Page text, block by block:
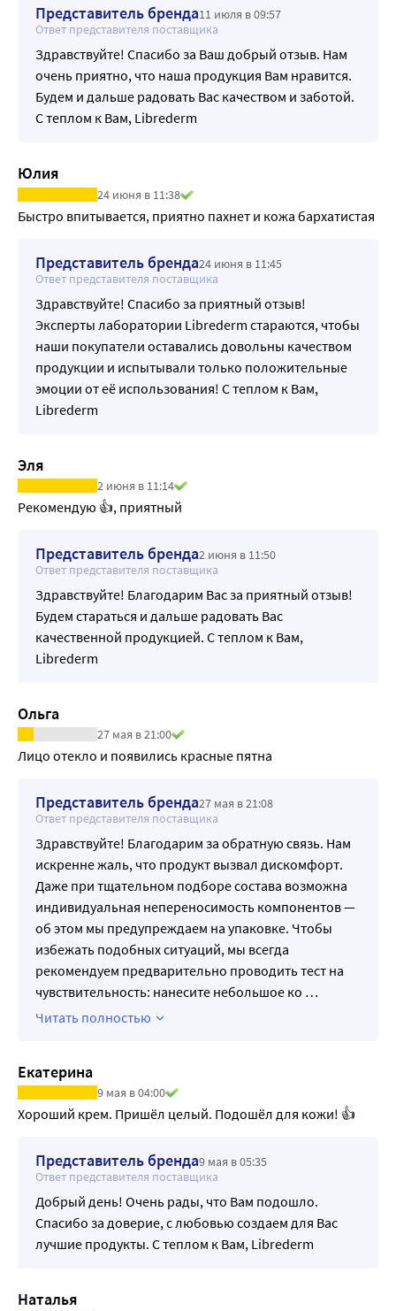
Представитель бренда11 июля в 09:57
Ответ представителя поставщика
Здравствуйте! Спасибо за Ваш добрый отзыв. Нам
очень приятно, что наша продукция Вам нравится.
Будем и дальше радовать Вас качеством и заботой.
С теплом к Вам, Librederm
Юлия
24 июня в 11:38
Быстро впитывается, приятно пахнет и кожа бархатистая
Представитель бренда24 июня в 11:45
Ответ представителя поставщика
Здравствуйте! Спасибо за приятный отзыв!
Эксперты лаборатории Librederm стараются, чтобы
наши покупатели оставались довольны качеством
продукции и испытывали только положительные
эмоции от её использования! С теплом к Вам,
Librederm
Эля
2 июня в 11:14
Рекомендую 👍, приятный
Представитель бренда2 июня в 11:50
Ответ представителя поставщика
Здравствуйте! Благодарим Вас за приятный отзыв!
Будем стараться и дальше радовать Вас
качественной продукцией. С теплом к Вам,
Librederm
Ольга
27 мая в 21:00
Лицо отекло и появились красные пятна
Представитель бренда27 мая в 21:08
Ответ представителя поставщика
Здравствуйте! Благодарим за обратную связь. Нам
искренне жаль, что продукт вызвал дискомфорт.
Даже при тщательном подборе состава возможна
индивидуальная непереносимость компонентов —
об этом мы предупреждаем на упаковке. Чтобы
избежать подобных ситуаций, мы всегда
рекомендуем предварительно проводить тест на
чувствительность: нанесите небольшое ко …
Читать полностью
Екатерина
9 мая в 04:00
Хороший крем. Пришёл целый. Подошёл для кожи! 👍
Представитель бренда9 мая в 05:35
Ответ представителя поставщика
Добрый день! Очень рады, что Вам подошло.
Спасибо за доверие, с любовью создаем для Вас
лучшие продукты. С теплом к Вам, Librederm
Наталья